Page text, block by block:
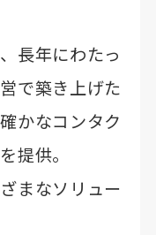
長年にわたっ
で築き上げた
かなコンタク
提供。
まなソリュー